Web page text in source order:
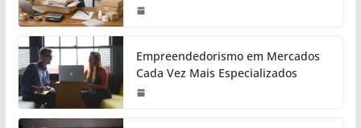
Empreendedorismo em Mercados
Cada Vez Mais Especializados